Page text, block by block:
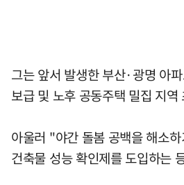
그는 앞서 발생한 부산·광명 아
보급 및 노후 공동주택 밀집 지
아울러 "야간 돌봄 공백을 해소
건축물 성능 확인제를 도입하는